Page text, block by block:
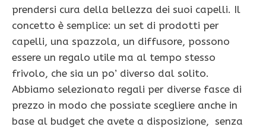
prendersi cura della bellezza dei suoi capelli. Il
concetto è semplice: un set di prodotti per
capelli, una spazzola, un diffusore, possono
essere un regalo utile ma al tempo stesso
frivolo, che sia un po’ diverso dal solito.
Abbiamo selezionato regali per diverse fasce di
prezzo in modo che possiate scegliere anche in
base al budget che avete a disposizione, senza